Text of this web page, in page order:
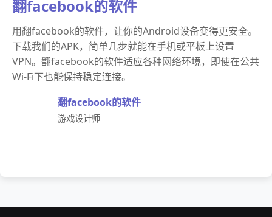
翻facebook的软件
用翻facebook的软件，让你的Android设备变得更安全。
下载我们的APK，简单几步就能在手机或平板上设置
VPN。翻facebook的软件适应各种网络环境，即使在公共
Wi-Fi下也能保持稳定连接。
翻facebook的软件
游戏设计师